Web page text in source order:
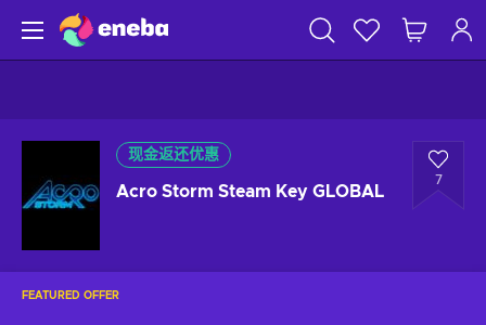
现金返还优惠
Acro Storm Steam Key GLOBAL
7
FEATURED OFFER